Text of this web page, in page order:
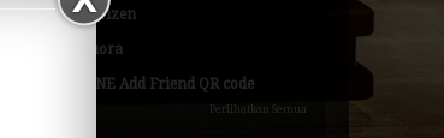
ReTizen
Quora
LINE Add Friend QR code
Perlihatkan Semua